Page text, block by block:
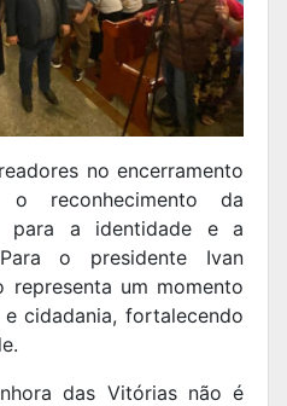
no encerramento
reconhecimento da
para a identidade e a
o presidente Ivan
representa um momento
cidadania, fortalecendo
das Vitórias não é